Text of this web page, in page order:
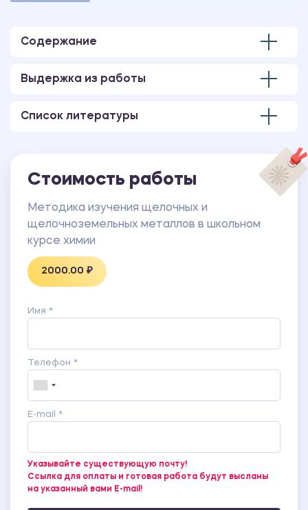
Содержание
Выдержка из работы
Список литературы
Стоимость работы
Методика изучения щелочных и
щелочноземельных металлов в школьном
курсе химии
2000.00 ₽
Имя *
Телефон *
E-mail *
Указывайте существующую почту!
Ссылка для оплаты и готовая работа будут высланы
на указанный вами E-mail!